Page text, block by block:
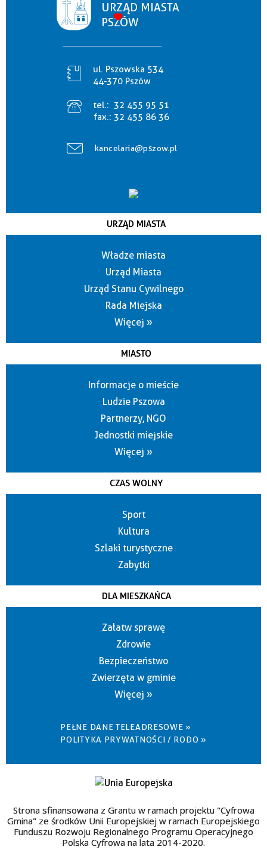
URZĄD MIASTA
PSZÓW
ul. Pszowska 534
44-370 Pszów
tel.: 32 455 95 51
fax.: 32 455 86 36
kancelaria@pszow.pl
URZĄD MIASTA
Władze miasta
Urząd Miasta
Urząd Stanu Cywilnego
Rada Miejska
Więcej »
MIASTO
Informacje o mieście
Ludzie Pszowa
Partnerzy, NGO
Jednostki miejskie
Więcej »
CZAS WOLNY
Sport
Kultura
Szlaki turystyczne
Zabytki
DLA MIESZKAŃCA
Załatw sprawę
Zdrowie
Bezpieczeństwo
Zwierzęta w gminie
Więcej »
PEŁNE DANE TELEADRESOWE »
POLITYKA PRYWATNOŚCI / RODO »
Strona sfinansowana z Grantu w ramach projektu "Cyfrowa
Gmina" ze środków Unii Europejskiej w ramach Europejskiego
Funduszu Rozwoju Regionalnego Programu Operacyjnego
Polska Cyfrowa na lata 2014-2020.